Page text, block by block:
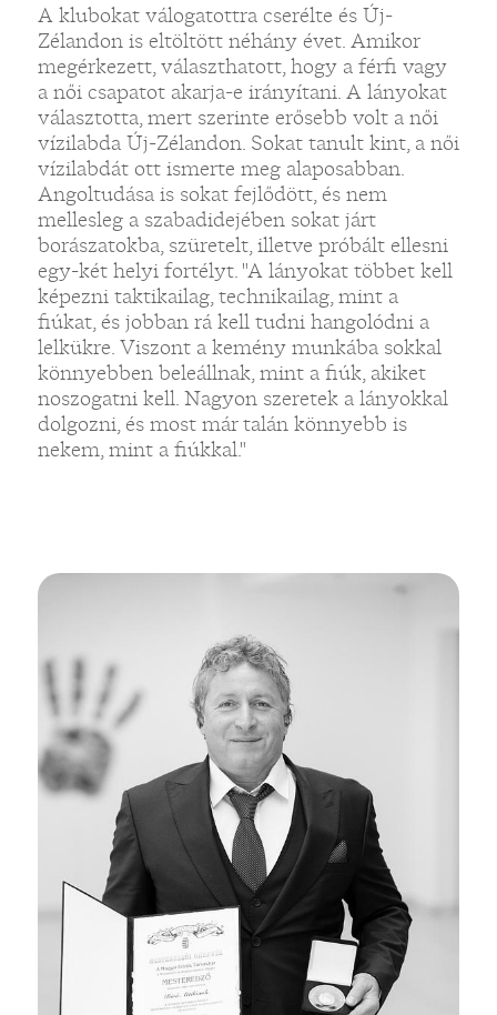
A klubokat válogatottra cserélte és Új-
Zélandon is eltöltött néhány évet. Amikor
megérkezett, választhatott, hogy a férfi vagy
a női csapatot akarja-e irányítani. A lányokat
választotta, mert szerinte erősebb volt a női
vízilabda Új-Zélandon. Sokat tanult kint, a női
vízilabdát ott ismerte meg alaposabban.
Angoltudása is sokat fejlődött, és nem
mellesleg a szabadidejében sokat járt
borászatokba, szüretelt, illetve próbált ellesni
egy-két helyi fortélyt. "A lányokat többet kell
képezni taktikailag, technikailag, mint a
fiúkat, és jobban rá kell tudni hangolódni a
lelkükre. Viszont a kemény munkába sokkal
könnyebben beleállnak, mint a fiúk, akiket
noszogatni kell. Nagyon szeretek a lányokkal
dolgozni, és most már talán könnyebb is
nekem, mint a fiúkkal."